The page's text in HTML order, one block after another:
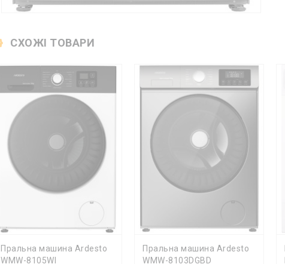
СХОЖІ ТОВАРИ
ДО КОШИКА
Пральна машина Ardesto
WMW-8105WI
ДО КОШИКА
Пральна машина Ardesto
WMW-8103DGBD